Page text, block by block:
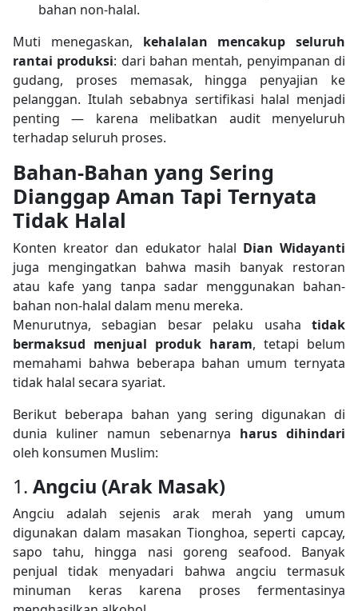
bahan non-halal.
Muti menegaskan, kehalalan mencakup seluruh
rantai produksi: dari bahan mentah, penyimpanan di
gudang, proses memasak, hingga penyajian ke
pelanggan. Itulah sebabnya sertifikasi halal menjadi
penting — karena melibatkan audit menyeluruh
terhadap seluruh proses.
Bahan-Bahan yang Sering
Dianggap Aman Tapi Ternyata
Tidak Halal
Konten kreator dan edukator halal Dian Widayanti
juga mengingatkan bahwa masih banyak restoran
atau kafe yang tanpa sadar menggunakan bahan-
bahan non-halal dalam menu mereka.
Menurutnya, sebagian besar pelaku usaha tidak
bermaksud menjual produk haram, tetapi belum
memahami bahwa beberapa bahan umum ternyata
tidak halal secara syariat.
Berikut beberapa bahan yang sering digunakan di
dunia kuliner namun sebenarnya harus dihindari
oleh konsumen Muslim:
1. Angciu (Arak Masak)
Angciu adalah sejenis arak merah yang umum
digunakan dalam masakan Tionghoa, seperti capcay,
sapo tahu, hingga nasi goreng seafood. Banyak
penjual tidak menyadari bahwa angciu termasuk
minuman keras karena proses fermentasinya